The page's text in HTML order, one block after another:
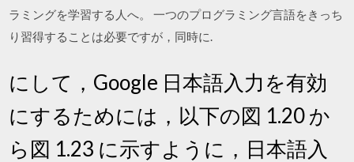
ラミングを学習する人へ。 一つのプログラミング言語をきっち
り習得することは必要ですが，同時に.
にして，Google 日本語入力を有効
にするためには，以下の図 1.20 か
ら図 1.23 に示すように，日本語入